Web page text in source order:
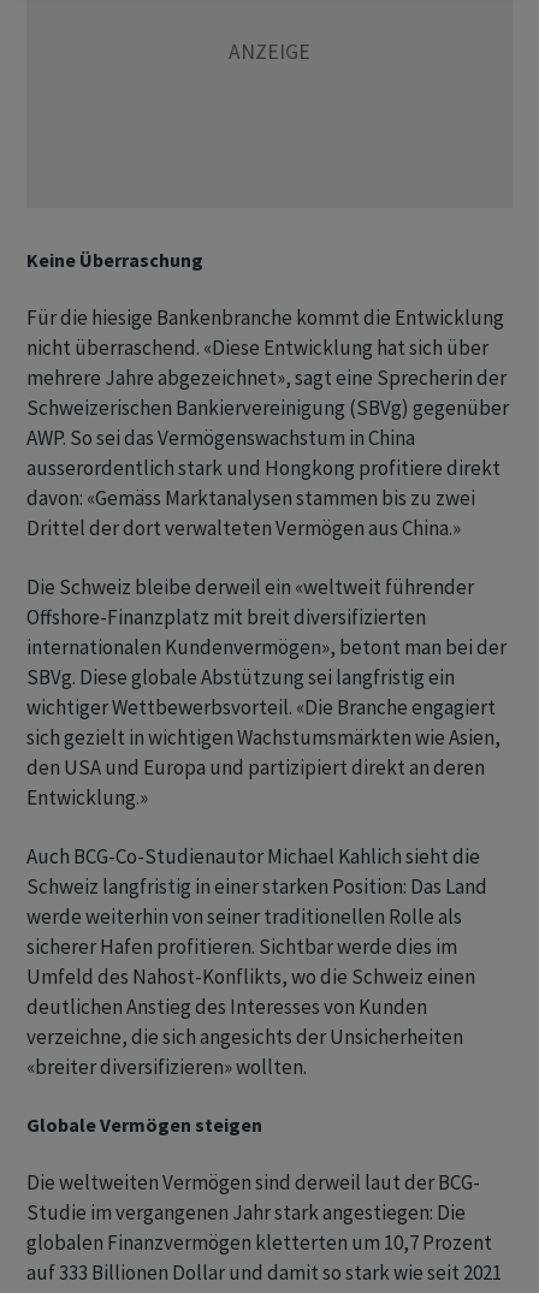
Keine Überraschung
Für die hiesige Bankenbranche kommt die Entwicklung
nicht überraschend. «Diese Entwicklung hat sich über
mehrere Jahre abgezeichnet», sagt eine Sprecherin der
Schweizerischen Bankiervereinigung (SBVg) gegenüber
AWP. So sei das Vermögenswachstum in China
ausserordentlich stark und Hongkong profitiere direkt
davon: «Gemäss Marktanalysen stammen bis zu zwei
Drittel der dort verwalteten Vermögen aus China.»
Die Schweiz bleibe derweil ein «weltweit führender
Offshore-Finanzplatz mit breit diversifizierten
internationalen Kundenvermögen», betont man bei der
SBVg. Diese globale Abstützung sei langfristig ein
wichtiger Wettbewerbsvorteil. «Die Branche engagiert
sich gezielt in wichtigen Wachstumsmärkten wie Asien,
den USA und Europa und partizipiert direkt an deren
Entwicklung.»
Auch BCG-Co-Studienautor Michael Kahlich sieht die
Schweiz langfristig in einer starken Position: Das Land
werde weiterhin von seiner traditionellen Rolle als
sicherer Hafen profitieren. Sichtbar werde dies im
Umfeld des Nahost-Konflikts, wo die Schweiz einen
deutlichen Anstieg des Interesses von Kunden
verzeichne, die sich angesichts der Unsicherheiten
«breiter diversifizieren» wollten.
Globale Vermögen steigen
Die weltweiten Vermögen sind derweil laut der BCG-
Studie im vergangenen Jahr stark angestiegen: Die
globalen Finanzvermögen kletterten um 10,7 Prozent
auf 333 Billionen Dollar und damit so stark wie seit 2021